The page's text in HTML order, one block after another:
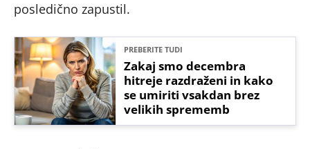
posledično zapustil.
PREBERITE TUDI
Zakaj smo decembra
hitreje razdraženi in kako
se umiriti vsakdan brez
velikih sprememb